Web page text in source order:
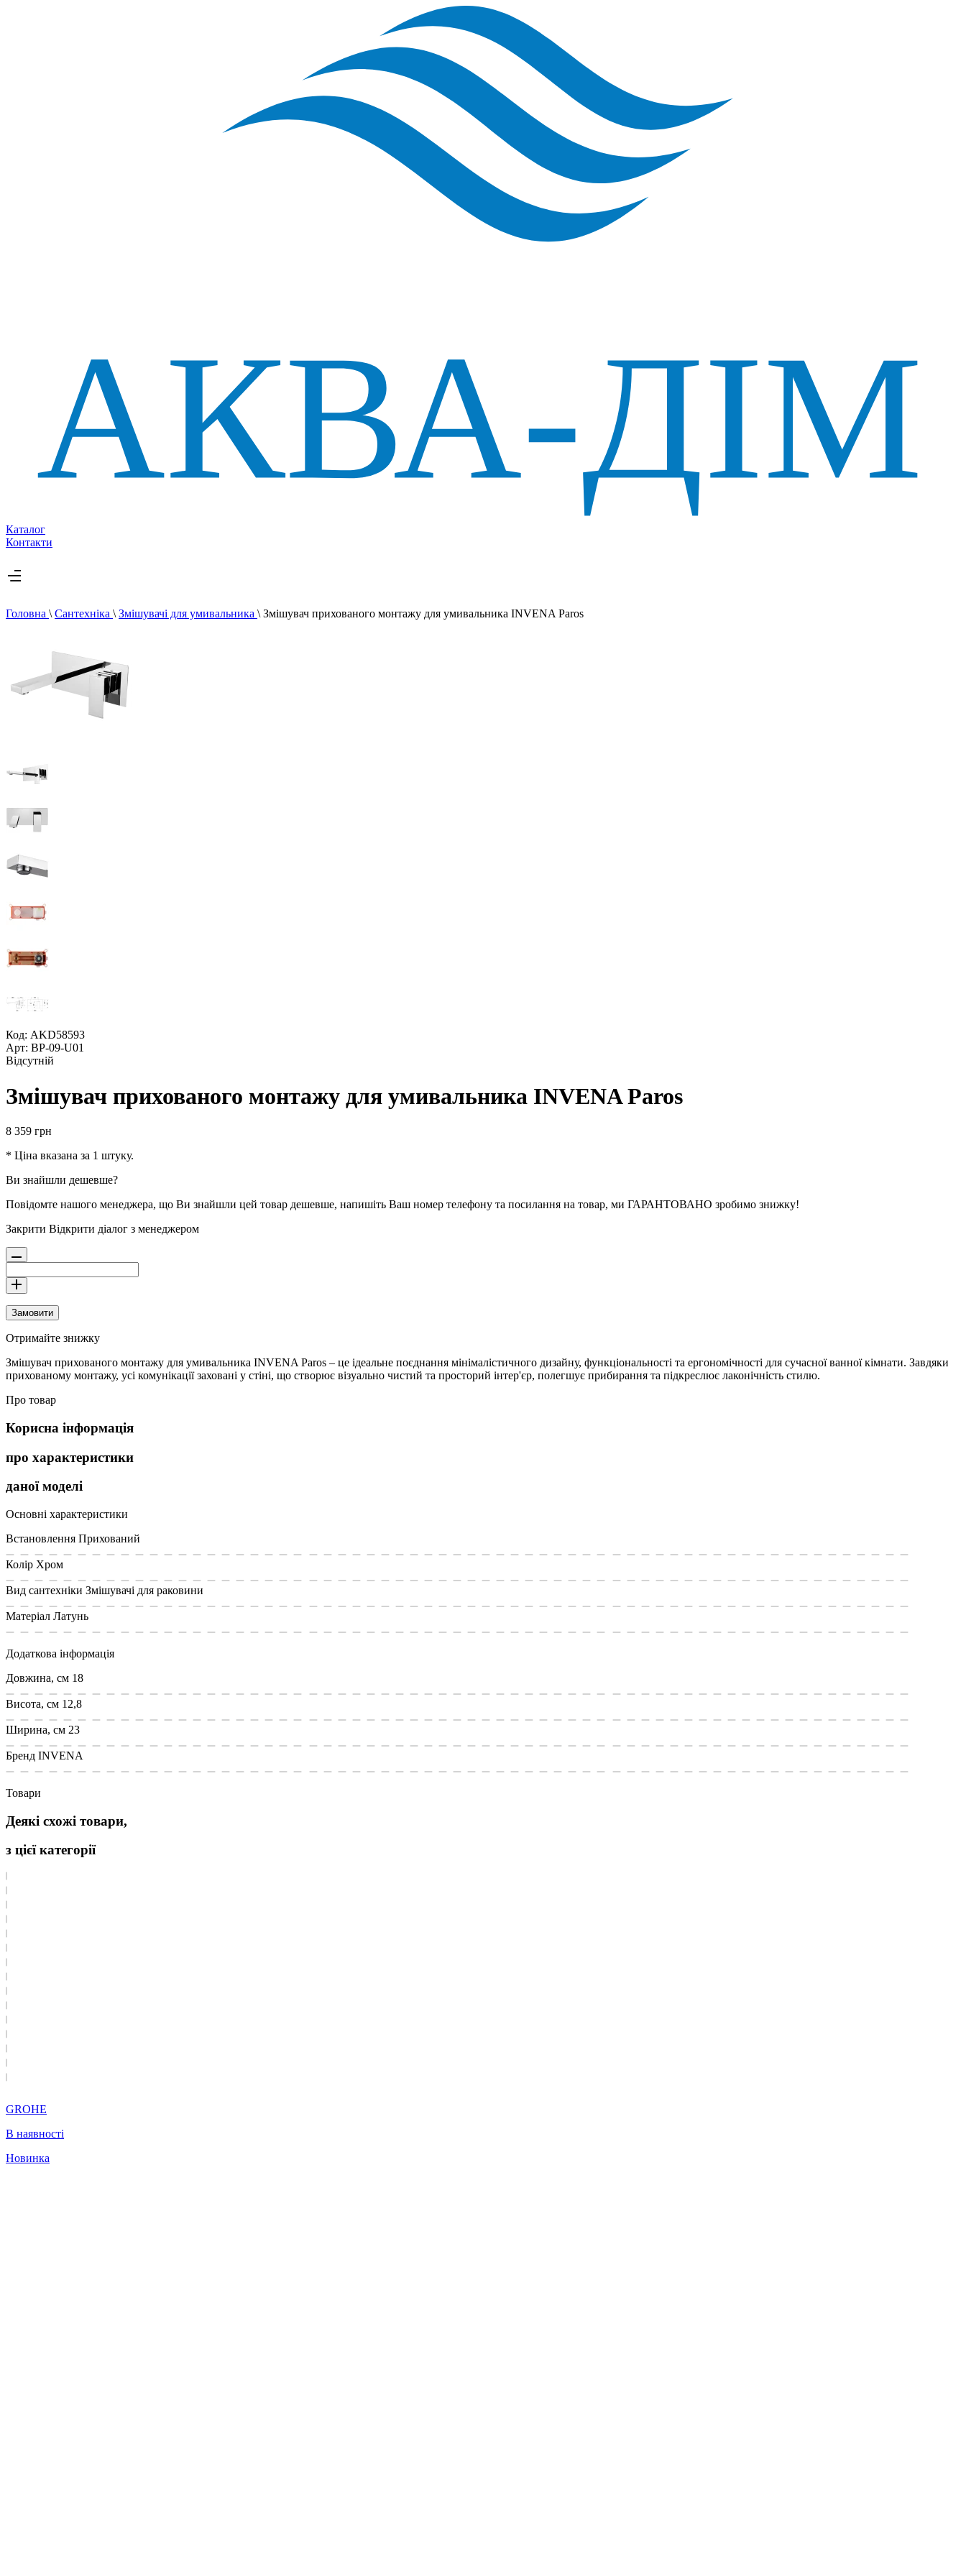
Каталог
Контакти
Головна \ Сантехніка \ Змішувачі для умивальника \ Змішувач прихованого монтажу для умивальника INVENA Paros
Код: AKD58593
Арт: BP-09-U01
Відсутній
Змішувач прихованого монтажу для умивальника INVENA Paros
8 359 грн
* Ціна вказана за 1 штуку.
Ви знайшли дешевше?
Повідомте нашого менеджера, що Ви знайшли цей товар дешевше, напишіть Ваш номер телефону та посилання на товар, ми ГАРАНТОВАНО зробимо знижку!
Закрити Відкрити діалог з менеджером
Замовити
Отримайте знижку
Змішувач прихованого монтажу для умивальника INVENA Paros – це ідеальне поєднання мінімалістичного дизайну, функціональності та ергономічності для сучасної ванної кімнати. Завдяки
прихованому монтажу, усі комунікації заховані у стіні, що створює візуально чистий та просторий інтер'єр, полегшує прибирання та підкреслює лаконічність стилю.
Про товар
Корисна інформація
про характеристики
даної моделі
Основні характеристики
Встановлення Прихований
Колір Хром
Вид сантехніки Змішувачі для раковини
Матеріал Латунь
Додаткова інформація
Довжина, см 18
Висота, см 12,8
Ширина, см 23
Бренд INVENA
Товари
Деякі схожі товари,
з цієї категорії
GROHE
В наявності
Новинка